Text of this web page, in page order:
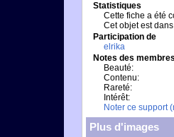
Statistiques
Cette fiche a été
Cet objet est
Participation de
elrika
Notes des
Beauté:
Contenu:
Rareté:
Intérêt:
Noter ce support
Plus d'images